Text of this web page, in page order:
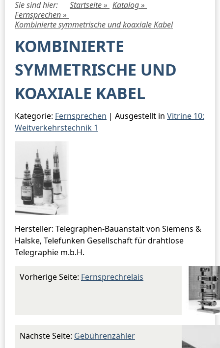
Sie sind hier: Startseite » Katalog »
Fernsprechen »
Kombinierte symmetrische und koaxiale Kabel
KOMBINIERTE
SYMMETRISCHE UND
KOAXIALE KABEL
Kategorie: Fernsprechen | Ausgestellt in Vitrine 10:
Weitverkehrstechnik 1
Hersteller: Telegraphen-Bauanstalt von Siemens &
Halske, Telefunken Gesellschaft für drahtlose
Telegraphie m.b.H.
Vorherige Seite: Fernsprechrelais
Nächste Seite: Gebührenzähler